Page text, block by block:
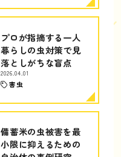
プロが指摘する一人
暮らしの虫対策で見
落としがちな盲点
2026.04.01
害虫
備蓄米の虫被害を最
小限に抑えるための